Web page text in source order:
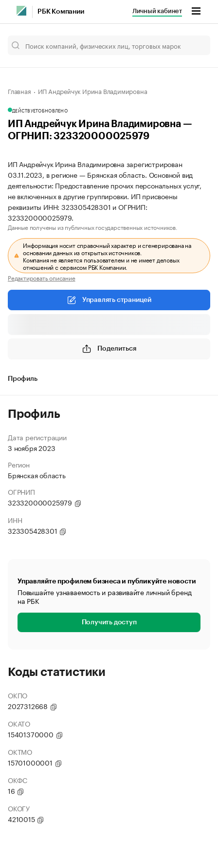
РБК Компании Личный кабинет
Главная ИП Андрейчук Ирина Владимировна
ДЕЙСТВУЕТОБНОВЛЕНО
ИП Андрейчук Ирина Владимировна —
ОГРНИП: 323320000025979
ИП Андрейчук Ирина Владимировна зарегистрирован
03.11.2023, в регионе — Брянская область. Основной вид
деятельности: Предоставление прочих персональных услуг,
не включенных в другие группировки. ИП присвоены
реквизиты ИНН: 323305428301 и ОГРНИП:
323320000025979.
Данные получены из публичных государственных источников.
Информация носит справочный характер и сгенерирована на
основании данных из открытых источников.
Компания не является пользователем и не имеет деловых
отношений с сервисом РБК Компании.
Редактировать описание
Управлять страницей
Поделиться
Профиль
Профиль
Дата регистрации
3 ноября 2023
Регион
Брянская область
ОГРНИП
323320000025979
ИНН
323305428301
Управляйте профилем бизнеса и публикуйте новости
Повышайте узнаваемость и развивайте личный бренд
на РБК
Получить доступ
Коды статистики
ОКПО
2027312668
ОКАТО
15401370000
ОКТМО
15701000001
ОКФС
16
ОКОГУ
4210015